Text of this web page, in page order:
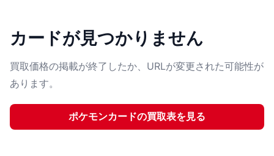
カードが見つかりません
買取価格の掲載が終了したか、URLが変更された可能性が
あります。
ポケモンカードの買取表を見る